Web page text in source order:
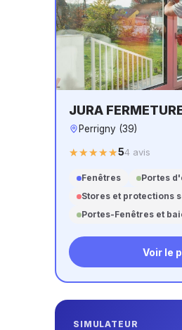
JURA
Perrigny (39)
★★★★★
★★★★★54 avis
Fenêtres
Portes
Stores et protections
Portes-Fenêtres et
Voir le
SIMULATEUR